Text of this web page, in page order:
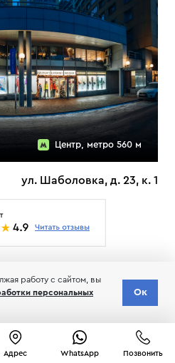
Центр, метро 560 м
ул. Шаболовка, д. 23, к. 1
Адрес WhatsApp Позвонить
работу с сайтом, вы
персональных
Ок